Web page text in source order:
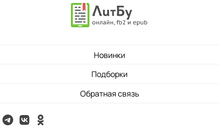
Новинки
Подборки
Обратная связь